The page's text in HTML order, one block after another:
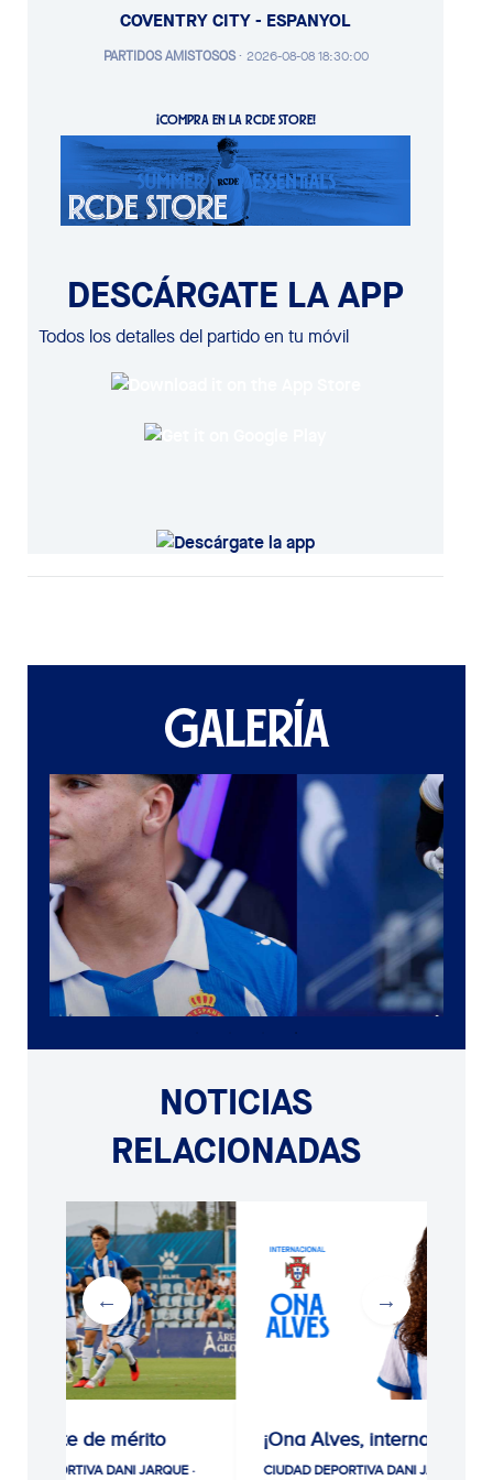
COVENTRY CITY - ESPANYOL
PARTIDOS AMISTOSOS· 2026-08-08 18:30:00
¡COMPRA EN LA RCDE STORE!
DESCÁRGATE LA APP
Todos los detalles del partido en tu móvil
GALERÍA
NOTICIAS
RELACIONADAS
JARQUE ·
¡Ona Alves, internacional!
CIUDAD DEPORTIVA DANI JARQUE ·
Gran